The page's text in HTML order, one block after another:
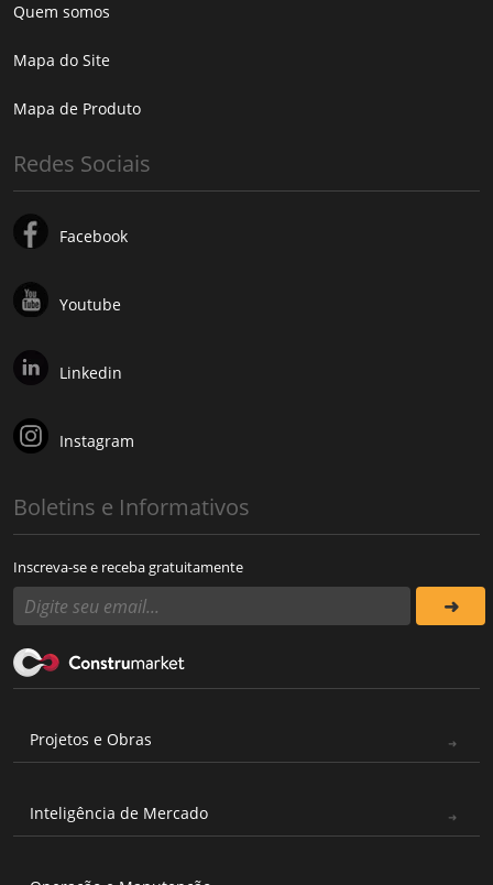
Quem somos
Mapa do Site
Mapa de Produto
Redes Sociais
Facebook
Youtube
Linkedin
Instagram
Boletins e Informativos
Inscreva-se e receba gratuitamente
Projetos e Obras
Inteligência de Mercado